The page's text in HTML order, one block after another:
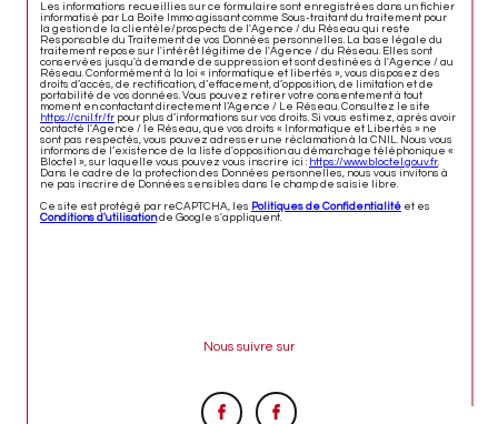
Les informations recueillies sur ce formulaire sont enregistrées dans un fichier
informatisé par La Boite Immo agissant comme Sous-traitant du traitement pour
la gestion de la clientèle/prospects de l'Agence / du Réseau qui reste
Responsable du Traitement de vos Données personnelles. La base légale du
traitement repose sur l'intérêt légitime de l'Agence / du Réseau. Elles sont
conservées jusqu'à demande de suppression et sont destinées à l'Agence / au
Réseau. Conformément à la loi « informatique et libertés », vous disposez des
droits d’accès, de rectification, d’effacement, d’opposition, de limitation et de
portabilité de vos données. Vous pouvez retirer votre consentement à tout
moment en contactant directement l’Agence / Le Réseau. Consultez le site
https://cnil.fr/fr pour plus d’informations sur vos droits. Si vous estimez, après avoir
contacté l'Agence / le Réseau, que vos droits « Informatique et Libertés » ne
sont pas respectés, vous pouvez adresser une réclamation à la CNIL. Nous vous
informons de l’existence de la liste d'opposition au démarchage téléphonique «
Bloctel », sur laquelle vous pouvez vous inscrire ici : https://www.bloctel.gouv.fr.
Dans le cadre de la protection des Données personnelles, nous vous invitons à
ne pas inscrire de Données sensibles dans le champ de saisie libre.
Ce site est protégé par reCAPTCHA, les Politiques de Confidentialité et es
Conditions d'utilisationde Google s'appliquent.
Nous suivre sur